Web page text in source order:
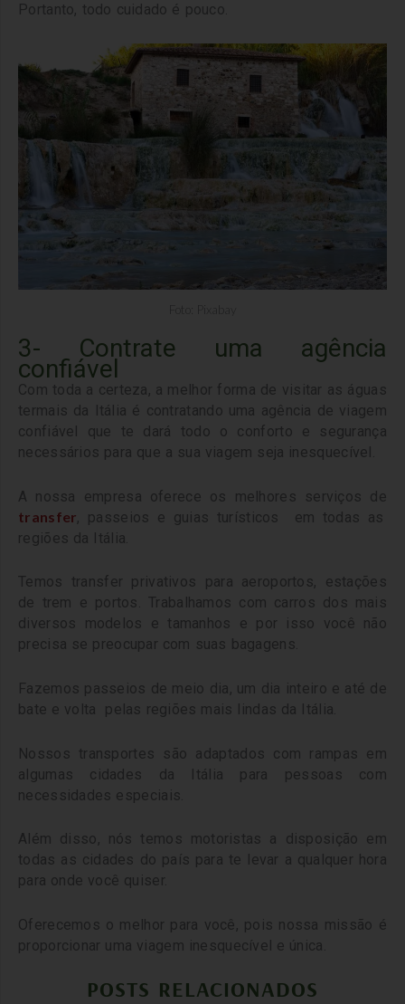
Portanto, todo cuidado é pouco.
3- Contrate uma agência
confiável
Com toda a certeza, a melhor forma de visitar as águas
termais da Itália é contratando uma agência de viagem
confiável que te dará todo o conforto e segurança
necessários para que a sua viagem seja inesquecível.
A nossa empresa oferece os melhores serviços de
transfer, passeios e guias turísticos em todas as
regiões da Itália.
Temos transfer privativos para aeroportos, estações
de trem e portos. Trabalhamos com carros dos mais
diversos modelos e tamanhos e por isso você não
precisa se preocupar com suas bagagens.
Fazemos passeios de meio dia, um dia inteiro e até de
bate e volta pelas regiões mais lindas da Itália.
Nossos transportes são adaptados com rampas em
algumas cidades da Itália para pessoas com
necessidades especiais.
Além disso, nós temos motoristas a disposição em
todas as cidades do país para te levar a qualquer hora
para onde você quiser.
Oferecemos o melhor para você, pois nossa missão é
proporcionar uma viagem inesquecível e única.
POSTS RELACIONADOS